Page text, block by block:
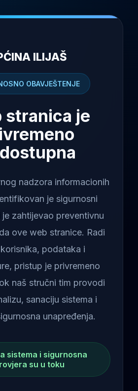
ILIJAŠ
OBAVJEŠTENJE
stranica je
nadzora informacionih
je sigurnosni
zahtijevao preventivnu
ove web stranice. Radi
podataka i
pristup je privremeno
naš stručni tim provodi
sanaciju sistema i
unapređenja.
sistema i sigurnosna
su u toku